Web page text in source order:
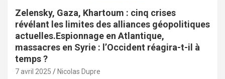
Zelensky, Gaza, Khartoum : cinq crises
révélant les limites des alliances géopolitiques
actuelles.Espionnage en Atlantique,
massacres en Syrie : l’Occident réagira-t-il à
temps ?
7 avril 2025 Nicolas Dupre